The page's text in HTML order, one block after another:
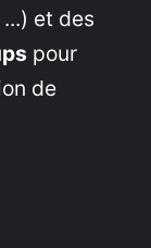
et des
pour
de